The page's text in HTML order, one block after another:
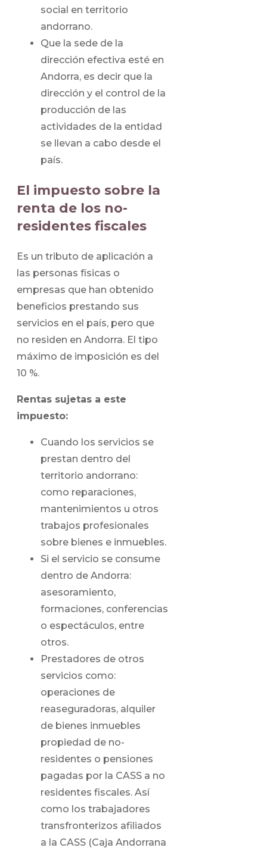
social en territorio
andorrano.
Que la sede de la
dirección efectiva esté en
Andorra, es decir que la
dirección y el control de la
producción de las
actividades de la entidad
se llevan a cabo desde el
país.
El impuesto sobre la
renta de los no-
residentes fiscales
Es un tributo de aplicación a
las personas físicas o
empresas que han obtenido
beneficios prestando sus
servicios en el país, pero que
no residen en Andorra. El tipo
máximo de imposición es del
10 %.
Rentas sujetas a este
impuesto:
Cuando los servicios se
prestan dentro del
territorio andorrano:
como reparaciones,
mantenimientos u otros
trabajos profesionales
sobre bienes e inmuebles.
Si el servicio se consume
dentro de Andorra:
asesoramiento,
formaciones, conferencias
o espectáculos, entre
otros.
Prestadores de otros
servicios como:
operaciones de
reaseguradoras, alquiler
de bienes inmuebles
propiedad de no-
residentes o pensiones
pagadas por la CASS a no
residentes fiscales. Así
como los trabajadores
transfronterizos afiliados
a la CASS (Caja Andorrana